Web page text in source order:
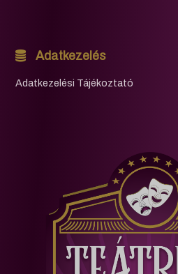
Adatkezelés
Adatkezelési Tájékoztató